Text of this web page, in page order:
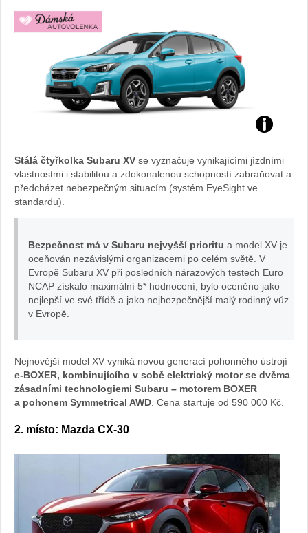
Zdroj:
fotobanka
Stálá čtyřkolka Subaru XV se vyznačuje vynikajícími jízdními
vlastnostmi i stabilitou a zdokonalenou schopností zabraňovat a
předcházet nebezpečným situacím (systém EyeSight ve
standardu).
Bezpečnost má v Subaru nejvyšší prioritu a model XV je
oceňován nezávislými organizacemi po celém světě. V
Evropě Subaru XV při posledních nárazových testech Euro
NCAP získalo maximální 5* hodnocení, bylo oceněno jako
nejlepší ve své třídě a jako nejbezpečnější malý rodinný vůz
v Evropě.
Nejnovější model XV vyniká novou generací pohonného ústrojí
e-BOXER, kombinujícího v sobě elektrický motor se dvěma
zásadními technologiemi Subaru – motorem BOXER
a pohonem Symmetrical AWD . Cena startuje od 590 000 Kč.
2. místo: Mazda CX-30